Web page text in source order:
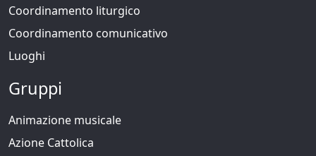
Coordinamento liturgico
Coordinamento comunicativo
Luoghi
Gruppi
Animazione musicale
Azione Cattolica